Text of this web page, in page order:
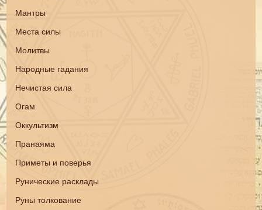
Мантры
Места силы
Молитвы
Народные гадания
Нечистая сила
Огам
Оккультизм
Пранаяма
Приметы и поверья
Рунические расклады
Руны толкование